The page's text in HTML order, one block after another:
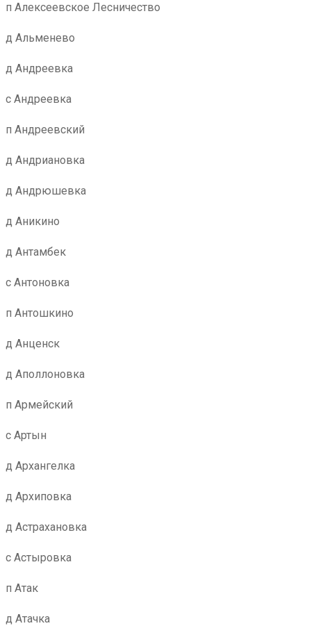
п Алексеевское Лесничество
д Альменево
д Андреевка
с Андреевка
п Андреевский
д Андриановка
д Андрюшевка
д Аникино
д Антамбек
с Антоновка
п Антошкино
д Анценск
д Аполлоновка
п Армейский
с Артын
д Архангелка
д Архиповка
д Астрахановка
с Астыровка
п Атак
д Атачка